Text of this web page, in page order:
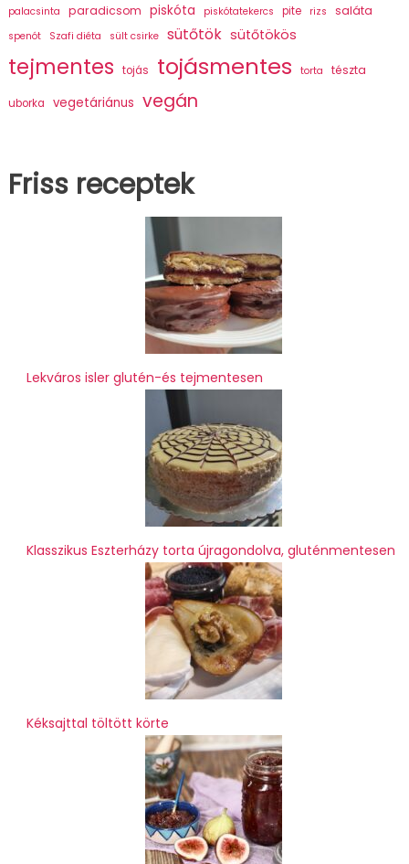
palacsinta paradicsom piskóta piskótatekercs pite rizs saláta
spenót Szafi diéta sült csirke sütőtök sütőtökös
tejmentes tojás tojásmentes torta tészta
uborka vegetáriánus vegán
Friss receptek
Lekváros isler glutén-és tejmentesen
Klasszikus Eszterházy torta újragondolva, gluténmentesen
Kéksajttal töltött körte